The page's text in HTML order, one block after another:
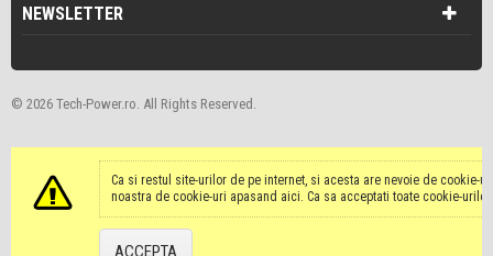
NEWSLETTER
© 2026 Tech-Power.ro. All Rights Reserved.
Ca si restul site-urilor de pe internet, si acesta are nevoie de cookie-
noastra de cookie-uri apasand aici. Ca sa acceptati toate cookie-urile
ACCEPTA